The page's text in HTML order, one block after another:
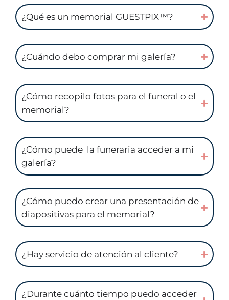
¿Qué es un memorial GUESTPIX™?
¿Cuándo debo comprar mi galería?
¿Cómo recopilo fotos para el funeral o el
memorial?
¿Cómo puede la funeraria acceder a mi
galería?
¿Cómo puedo crear una presentación de
diapositivas para el memorial?
¿Hay servicio de atención al cliente?
¿Durante cuánto tiempo puedo acceder